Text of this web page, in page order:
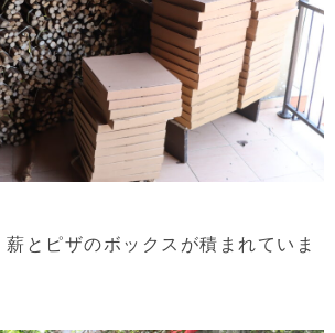
とピザのボックスが積まれていま